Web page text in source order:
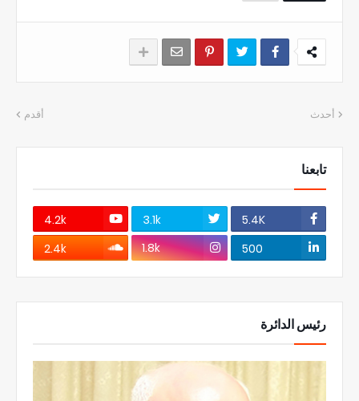
أحدث أقدم
تابعنا
5.4K
3.1k
4.2k
500
1.8k
2.4k
رئيس الدائرة